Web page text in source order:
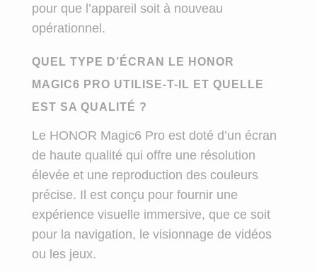
pour que l’appareil soit à nouveau
opérationnel.
QUEL TYPE D’ÉCRAN LE HONOR
MAGIC6 PRO UTILISE-T-IL ET QUELLE
EST SA QUALITÉ ?
Le HONOR Magic6 Pro est doté d’un écran
de haute qualité qui offre une résolution
élevée et une reproduction des couleurs
précise. Il est conçu pour fournir une
expérience visuelle immersive, que ce soit
pour la navigation, le visionnage de vidéos
ou les jeux.